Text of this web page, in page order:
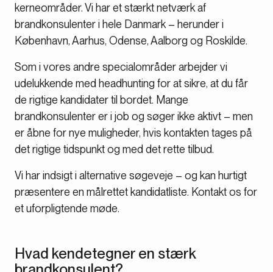
kerneområder. Vi har et stærkt netværk af
brandkonsulenter i hele Danmark – herunder i
København, Aarhus, Odense, Aalborg og Roskilde.
Som i vores andre specialområder arbejder vi
udelukkende med headhunting for at sikre, at du får
de rigtige kandidater til bordet. Mange
brandkonsulenter er i job og søger ikke aktivt – men
er åbne for nye muligheder, hvis kontakten tages på
det rigtige tidspunkt og med det rette tilbud.
Vi har indsigt i alternative søgeveje – og kan hurtigt
præsentere en målrettet kandidatliste. Kontakt os for
et uforpligtende møde.
Hvad kendetegner en stærk